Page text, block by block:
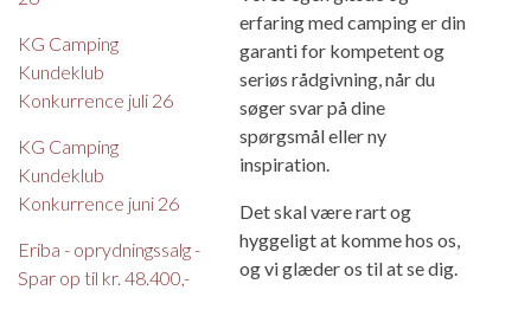
KG Camping
Kundeklub
Konkurrence juli 26
KG Camping
Kundeklub
Konkurrence juni 26
Eriba - oprydningssalg -
Spar op til kr. 48.400,-
erfaring med camping er din
garanti for kompetent og
seriøs rådgivning, når du
søger svar på dine
spørgsmål eller ny
inspiration.
Det skal være rart og
hyggeligt at komme hos os,
og vi glæder os til at se dig.